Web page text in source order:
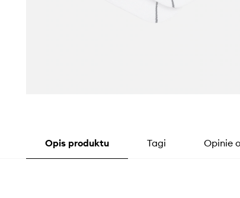
Opis produktu Tagi Opinie